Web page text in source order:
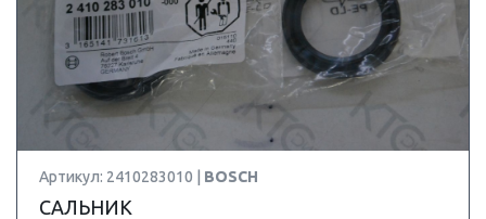
Артикул: 2410283010 | BOSCH
САЛЬНИК